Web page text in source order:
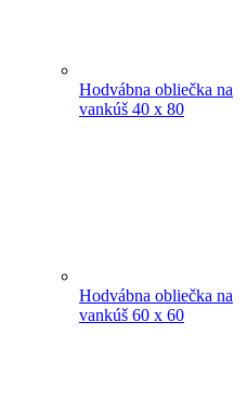
Hodvábna obliečka na
vankúš 40 x 80
Hodvábna obliečka na
vankúš 60 x 60